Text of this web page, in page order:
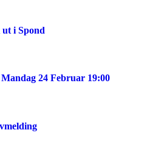
i Spond
24 Februar 19:00